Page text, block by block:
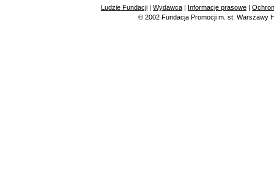
Ludzie Fundacji | Wydawca | Informacje prasowe |
© 2002 Fundacja Promocji m. st. Warszawy